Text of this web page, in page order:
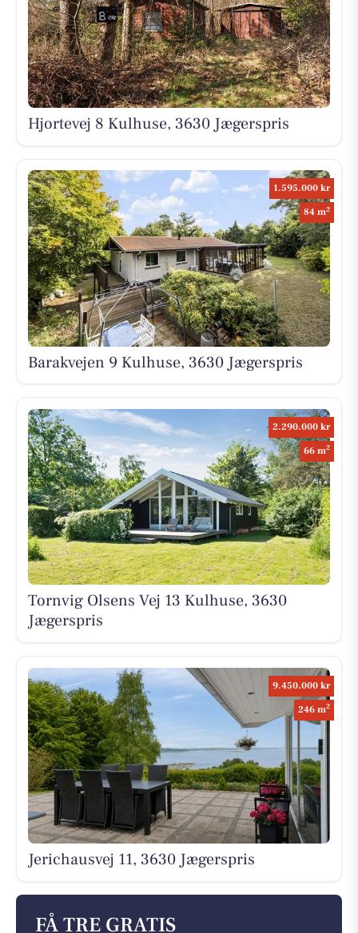
Hjortevej 8 Kulhuse, 3630 Jægerspris
1.595.000 kr
84 m2
Barakvejen 9 Kulhuse, 3630 Jægerspris
2.290.000 kr
66 m2
Tornvig Olsens Vej 13 Kulhuse, 3630
Jægerspris
9.450.000 kr
246 m2
Jerichausvej 11, 3630 Jægerspris
FÅ TRE GRATIS